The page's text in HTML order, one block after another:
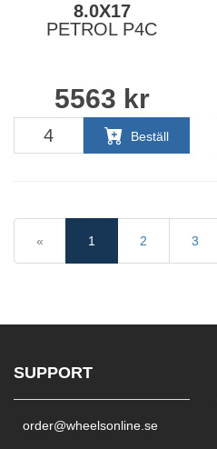
8.0X17
PETROL P4C
5563 kr
Beställ
« 1 2 3
SUPPORT
order@wheelsonline.se